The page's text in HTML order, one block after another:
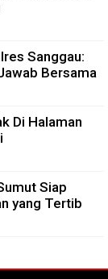
Sanggau:
Bersama
Di Halaman
Siap
yang Tertib